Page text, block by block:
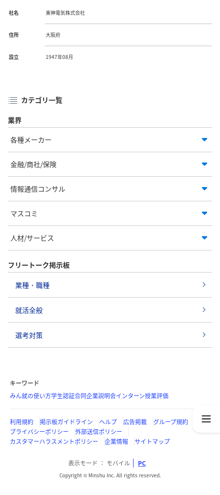
社名 東神電気株式会社
住所 大阪府
設立 1947年08月
カテゴリ一覧
業界
各種メーカー
金融/商社/保険
情報通信コンサル
マスコミ
人材/サービス
フリートーク掲示板
業種・職種
就活全般
選考対策
キーワード
みん就の使い方学生認証合同企業説明会インターン授業評価
利用規約 掲示板ガイドライン ヘルプ 広告掲載
グループ規約
プライバシーポリシー
外部送信ポリシー
カスタマーハラスメントポリシー
企業情報 サイトマップ
表示モード モバイル PC
Copyright © Minshu Inc. All rights reserved.